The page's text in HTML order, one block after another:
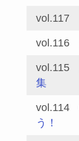
vol.117
vol.116
vol.115
集
vol.114
う！